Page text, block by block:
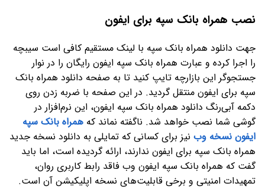
نصب همراه بانک سپه برای ایفون
جهت دانلود همراه بانک سپه با لینک مستقیم کافی است سیبچه
را اجرا کرده و عبارت همراه بانک سپه ایفون رایگان را در نوار
جستجوگر این بازارچه تایپ کنید تا به صفحه دانلود همراه بانک
سپه برای ایفون منتقل گردید. در این صفحه با ضربه زدن روی
دکمه آبی‌رنگ دانلود همراه بانک سپه ایفون، این نرم‌افزار در
گوشی شما نصب خواهد شد. ناگفته نماند که همراه بانک سپه
ایفون نسخه وب نیز برای کسانی که تمایلی به دانلود نسخه جدید
همراه بانک سپه برای ایفون ندارند، ارائه گردیده است، اما باید
گفت که همراه بانک سپه ایفون وب فاقد رابط کاربری روان،
تمهیدات امنیتی و برخی قابلیت‌های نسخه اپلیکیشن آن است.